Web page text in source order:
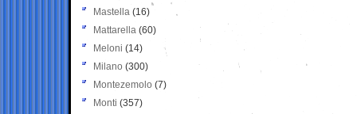
Mastella (16)
Mattarella (60)
Meloni (14)
Milano (300)
Montezemolo (7)
Monti (357)